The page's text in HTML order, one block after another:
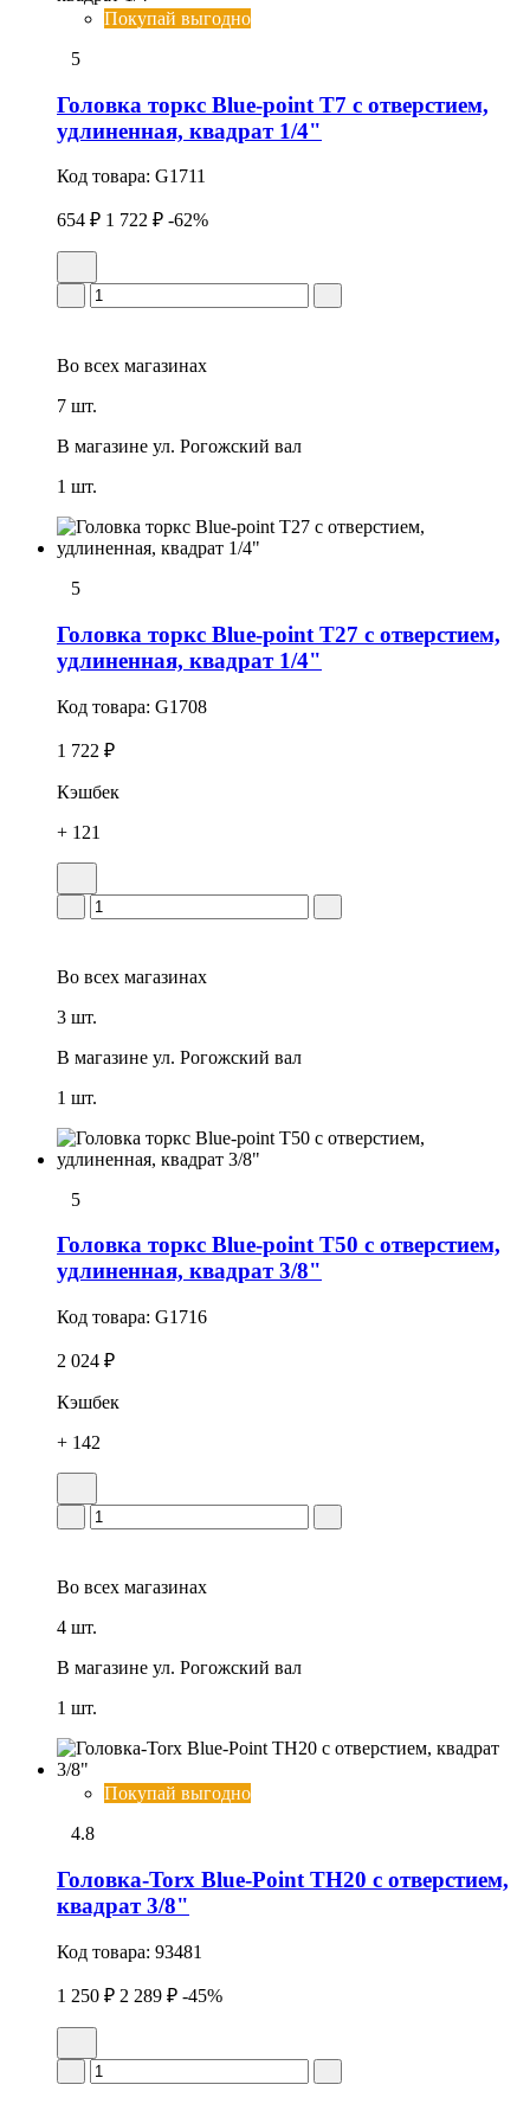
Покупай выгодно
5
Головка тоpкс Blue-point T7 с отверстием,
удлиненная, квадрат 1/4"
Код товара: G1711
654 ₽ 1 722 ₽ -62%
Во всех магазинах
7 шт.
В магазине ул. Рогожский вал
1 шт.
5
Головка тоpкс Blue-point T27 с отверстием,
удлиненная, квадрат 1/4"
Код товара: G1708
1 722 ₽
Кэшбек
+ 121
Во всех магазинах
3 шт.
В магазине ул. Рогожский вал
1 шт.
5
Головка тоpкс Blue-point T50 с отверстием,
удлиненная, квадрат 3/8"
Код товара: G1716
2 024 ₽
Кэшбек
+ 142
Во всех магазинах
4 шт.
В магазине ул. Рогожский вал
1 шт.
Покупай выгодно
4.8
Головка-Torx Blue-Point TH20 c отверстием,
квадрат 3/8"
Код товара: 93481
1 250 ₽ 2 289 ₽ -45%